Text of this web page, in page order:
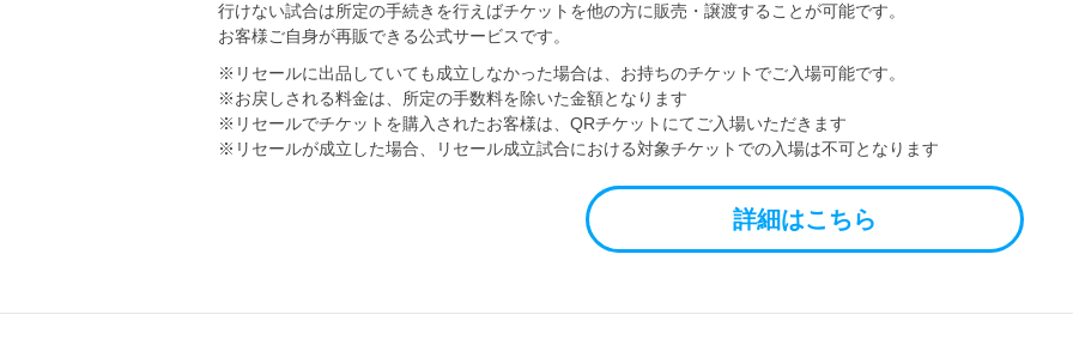
行けない試合は所定の手続きを行えばチケットを他の方に販売・譲渡することが可能です。
お客様ご自身が再販できる公式サービスです。
※リセールに出品していても成立しなかった場合は、お持ちのチケットでご入場可能です。
※お戻しされる料金は、所定の手数料を除いた金額となります
※リセールでチケットを購入されたお客様は、QRチケットにてご入場いただきます
※リセールが成立した場合、リセール成立試合における対象チケットでの入場は不可となります
詳細はこちら